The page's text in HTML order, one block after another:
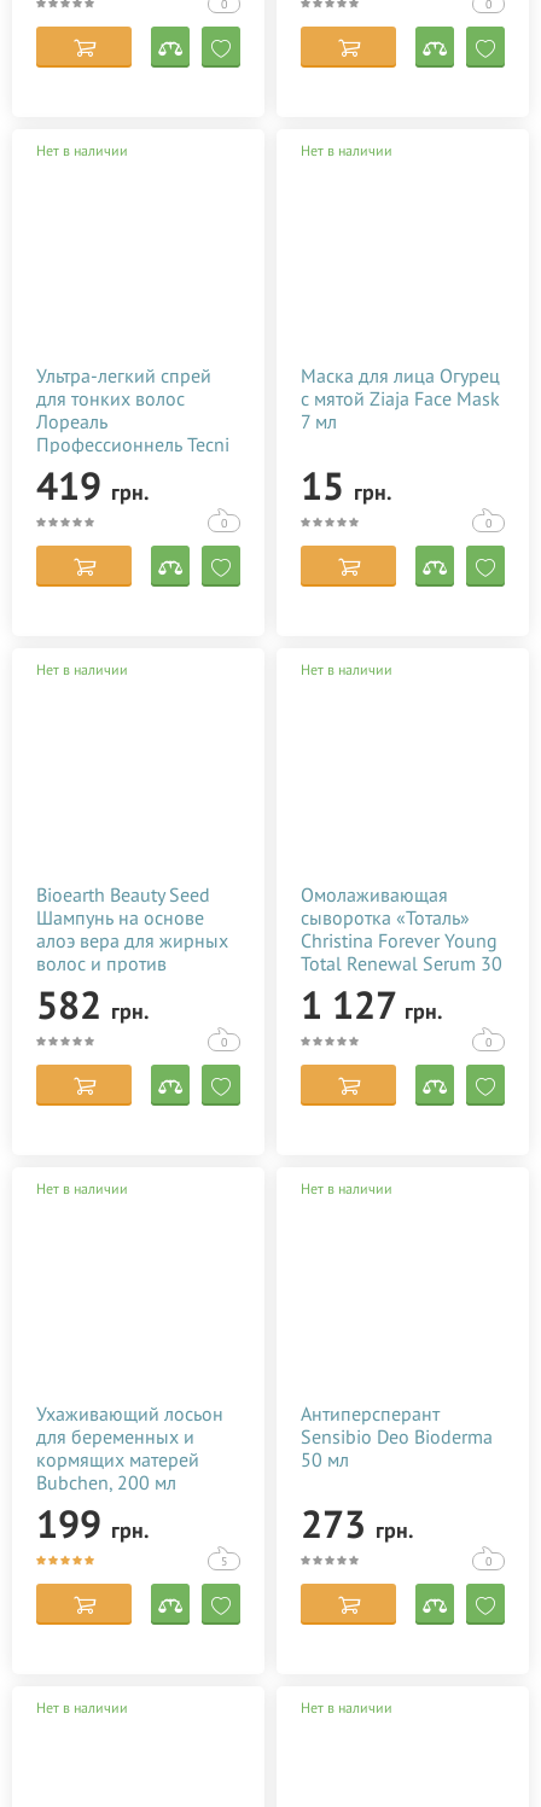
0 0
Нет в наличии
Ультра-легкий спрей
для тонких волос
Лореаль
Профессионнель Tecni
Art French Girl Hair
Messy Cliche L'Oreal
Professionnel 150 мл
419 грн.
0
Нет в наличии
Маска для лица Огурец
с мятой Ziaja Face Mask
7 мл
15 грн.
0
Нет в наличии
Bioearth Beauty Seed
Шампунь на основе
алоэ вера для жирных
волос и против
перхоти 250 мл
582 грн.
0
Нет в наличии
Омолаживающая
сыворотка «Тоталь»
Christina Forever Young
Total Renewal Serum 30
мл
1 127 грн.
0
Нет в наличии
Ухаживающий лосьон
для беременных и
кормящих матерей
Bubchen, 200 мл
199 грн.
5
Нет в наличии
Антиперсперант
Sensibio Deo Bioderma
50 мл
273 грн.
0
Нет в наличии Нет в наличии